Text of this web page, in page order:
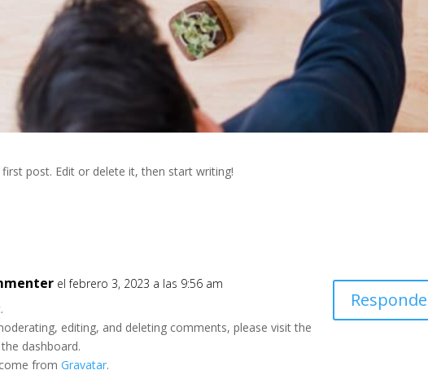
post. Edit or delete it, then start writing!
el febrero 3, 2023 a las 9:56 am
editing, and deleting comments, please visit the
dashboard.
fromGravatar.